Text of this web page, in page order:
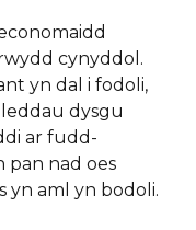
cynyddol.
yn dal i fodoli,
dysgu
ar fudd-
pan nad oes
yn aml yn bodoli.